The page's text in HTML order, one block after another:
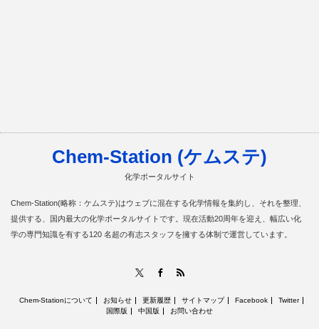
Chem-Station (ケムステ)
化学ポータルサイト
Chem-Station(略称：ケムステ)はウェブに混在する化学情報を集約し、それを整理、
提供する、国内最大の化学ポータルサイトです。現在活動20周年を迎え、幅広い化
学の専門知識を有する120 名超の有志スタッフを擁する体制で運営しています。
Facebook
Chem-Stationについて お知らせ 更新履歴 サイトマップ Facebook
Twitter
国際版
中国版 お問い合わせ